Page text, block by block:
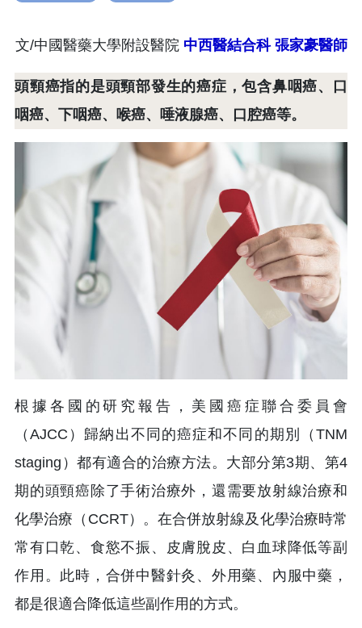
文/中國醫藥大學附設醫院 中西醫結合科 張家豪醫師
頭頸癌指的是頭頸部發生的癌症，包含鼻咽癌、口
咽癌、下咽癌、喉癌、唾液腺癌、口腔癌等。
根據各國的研究報告，美國癌症聯合委員會
（AJCC）歸納出不同的癌症和不同的期別（TNM
staging）都有適合的治療方法。大部分第3期、第4
期的頭頸癌除了手術治療外，還需要放射線治療和
化學治療（CCRT）。在合併放射線及化學治療時常
常有口乾、食慾不振、皮膚脫皮、白血球降低等副
作用。此時，合併中醫針灸、外用藥、內服中藥，
都是很適合降低這些副作用的方式。